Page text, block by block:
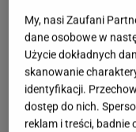
My, nasi Zaufani
dane osobowe w
Użycie dokładnych
skanowanie
identyfikacji.
dostęp do nich.
reklam i treści, badnie